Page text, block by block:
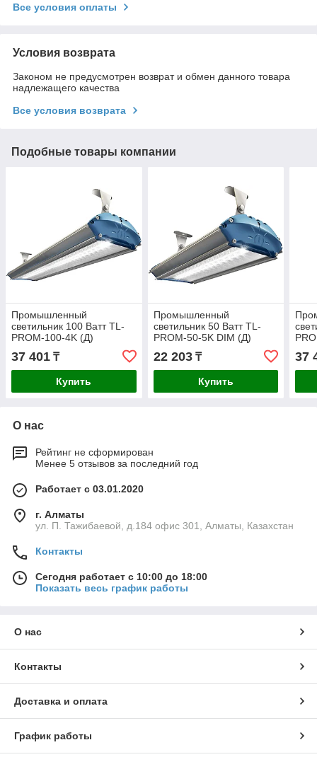
Все условия оплаты
Условия возврата
Законом не предусмотрен возврат и обмен данного товара
надлежащего качества
Все условия возврата
Подобные товары компании
Промышленный
светильник 100 Ватт TL-
PROM-100-4K (Д)
37 401 ₸
Купить
Промышленный
светильник 50 Ватт TL-
PROM-50-5K DIM (Д)
22 203₸
Купить
37
О нас
Рейтинг не сформирован
Менее 5 отзывов за последний год
Работает с 03.01.2020
г. Алматы
ул. П. Тажибаевой, д.184 офис 301, Алматы, Казахстан
Контакты
Сегодня работает с 10:00 до 18:00
Показать весь график работы
О нас
Контакты
Доставка и оплата
График работы